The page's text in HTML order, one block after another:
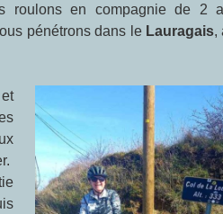
roulons en compagnie de 2
pénétrons dans le Lauragais,